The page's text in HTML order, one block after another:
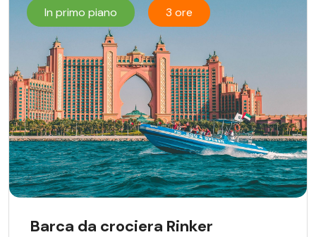
In primo piano 3 ore
Barca da crociera Rinker